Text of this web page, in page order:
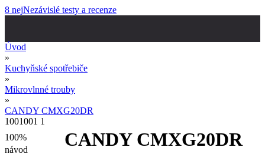
8 nejNezávislé testy a recenze
Úvod
»
Kuchyňské spotřebiče
»
Mikrovlnné trouby
»
CANDY CMXG20DR
CANDY CMXG20DR
1001001 1
100%
návod